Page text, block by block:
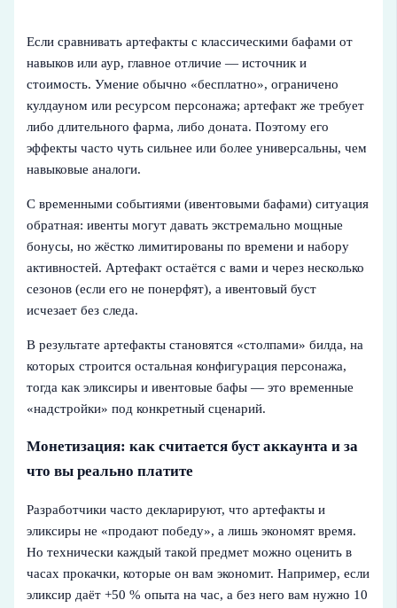
Если сравнивать артефакты с классическими бафами от
навыков или аур, главное отличие — источник и
стоимость. Умение обычно «бесплатно», ограничено
кулдауном или ресурсом персонажа; артефакт же требует
либо длительного фарма, либо доната. Поэтому его
эффекты часто чуть сильнее или более универсальны, чем
навыковые аналоги.
С временными событиями (ивентовыми бафами) ситуация
обратная: ивенты могут давать экстремально мощные
бонусы, но жёстко лимитированы по времени и набору
активностей. Артефакт остаётся с вами и через несколько
сезонов (если его не понерфят), а ивентовый буст
исчезает без следа.
В результате артефакты становятся «столпами» билда, на
которых строится остальная конфигурация персонажа,
тогда как эликсиры и ивентовые бафы — это временные
«надстройки» под конкретный сценарий.
Монетизация: как считается буст аккаунта и за
что вы реально платите
Разработчики часто декларируют, что артефакты и
эликсиры не «продают победу», а лишь экономят время.
Но технически каждый такой предмет можно оценить в
часах прокачки, которые он вам экономит. Например, если
эликсир даёт +50 % опыта на час, а без него вам нужно 10